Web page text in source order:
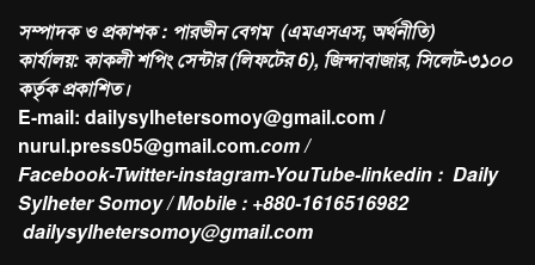
সম্পাদক ও প্রকাশক : পারভীন বেগম (এমএসএস, অর্থনীতি)
কার্যালয়: কাকলী শপিং সেন্টার (লিফটের 6), জিন্দাবাজার, সিলেট-৩১০০
কর্তৃক প্রকাশিত।
E-mail: dailysylhetersomoy@gmail.com /
nurul.press05@gmail.com.com /
Facebook-Twitter-instagram-YouTube-linkedin : Daily
Sylheter Somoy / Mobile : +880-1616516982
dailysylhetersomoy@gmail.com